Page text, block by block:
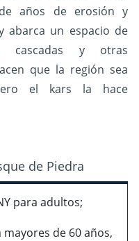
años de erosión y
abarca un espacio de
cascadas y otras
que la región sea
el kars la hace
de Piedra
para adultos;
mayores de 60 años,